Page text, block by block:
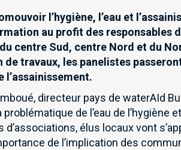
l’hygiène, l’eau et
au profit des responsables
centre Sud, centre Nord et du
de travaux, les panelistes
l’assainissement.
directeur pays de waterAId
de l’eau de l’hygiène
d’associations, élus locaux vont
de l’implication des